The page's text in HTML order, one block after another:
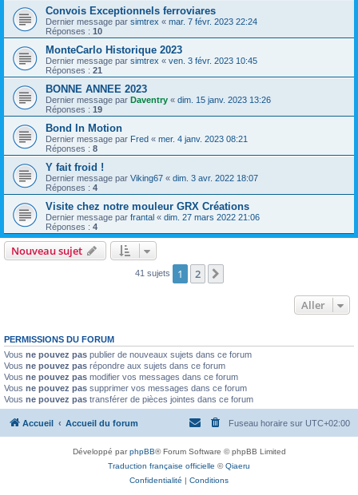
Convois Exceptionnels ferroviares
Dernier message par simtrex « mar. 7 févr. 2023 22:24
Réponses : 10
MonteCarlo Historique 2023
Dernier message par simtrex « ven. 3 févr. 2023 10:45
Réponses : 21
BONNE ANNEE 2023
Dernier message par Daventry « dim. 15 janv. 2023 13:26
Réponses : 19
Bond In Motion
Dernier message par Fred « mer. 4 janv. 2023 08:21
Réponses : 8
Y fait froid !
Dernier message par Viking67 « dim. 3 avr. 2022 18:07
Réponses : 4
Visite chez notre mouleur GRX Créations
Dernier message par frantal « dim. 27 mars 2022 21:06
Réponses : 4
Nouveau sujet
41 sujets 1 2
Aller
PERMISSIONS DU FORUM
Vous ne pouvez pas publier de nouveaux sujets dans ce forum
Vous ne pouvez pas répondre aux sujets dans ce forum
Vous ne pouvez pas modifier vos messages dans ce forum
Vous ne pouvez pas supprimer vos messages dans ce forum
Vous ne pouvez pas transférer de pièces jointes dans ce forum
Accueil Accueil du forum Fuseau horaire sur UTC+02:00
Développé parphpBB® Forum Software © phpBB Limited
Traduction française officielle ©Qiaeru
Confidentialité
Conditions